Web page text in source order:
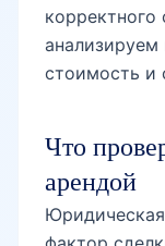
корректного
стоимость и
Что
арендой